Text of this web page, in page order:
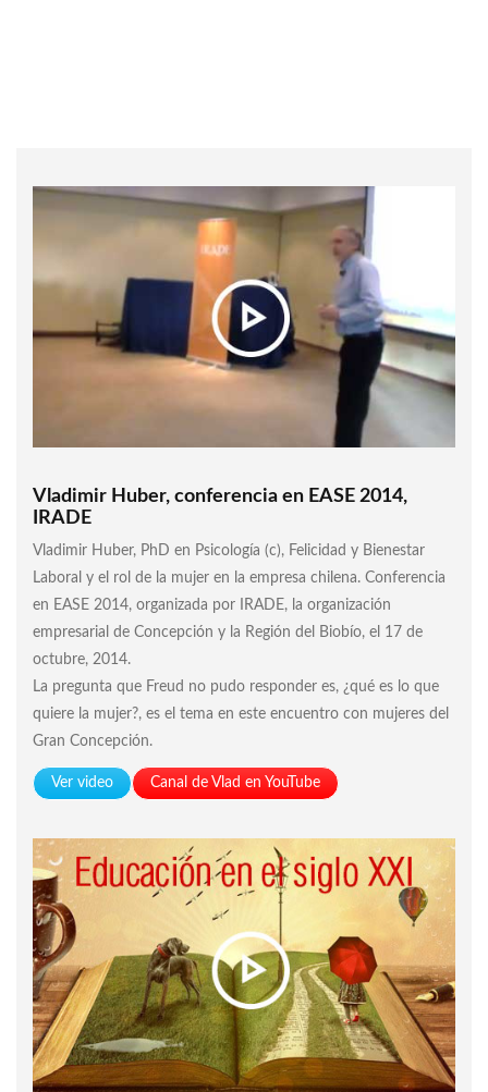
Vladimir Huber, conferencia en EASE 2014,
IRADE
Vladimir Huber, PhD en Psicología (c), Felicidad y Bienestar
Laboral y el rol de la mujer en la empresa chilena. Conferencia
en EASE 2014, organizada por IRADE, la organización
empresarial de Concepción y la Región del Biobío, el 17 de
octubre, 2014.
La pregunta que Freud no pudo responder es, ¿qué es lo que
quiere la mujer?, es el tema en este encuentro con mujeres del
Gran Concepción.
Ver video Canal de Vlad en YouTube